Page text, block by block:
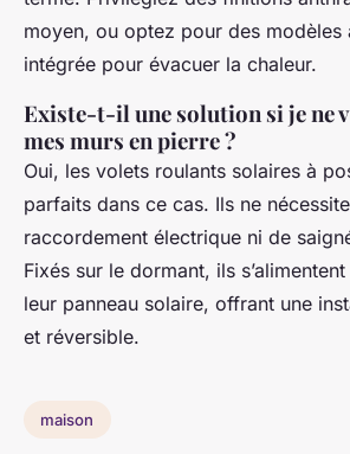
moyen, ou optez pour des modèles
intégrée pour évacuer la chaleur.
Existe-t-il une solution si je ne
mes murs en pierre ?
Oui, les volets roulants solaires à
parfaits dans ce cas. Ils ne
raccordement électrique ni de
Fixés sur le dormant, ils
leur panneau solaire, offrant une
et réversible.
maison